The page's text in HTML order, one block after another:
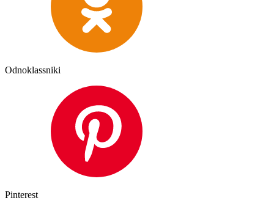
Odnoklassniki
Pinterest